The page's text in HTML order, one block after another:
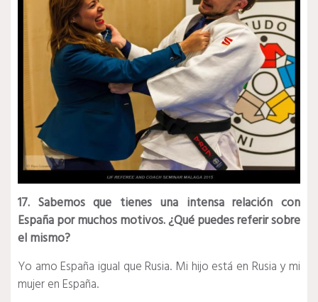
17. Sabemos que tienes una intensa relación con
España por muchos motivos. ¿Qué puedes referir sobre
el mismo?
Yo amo España igual que Rusia. Mi hijo está en Rusia y mi
mujer en España.